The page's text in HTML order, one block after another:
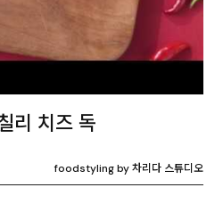
리 치즈 독
foodstyling by 차리다 스튜디오